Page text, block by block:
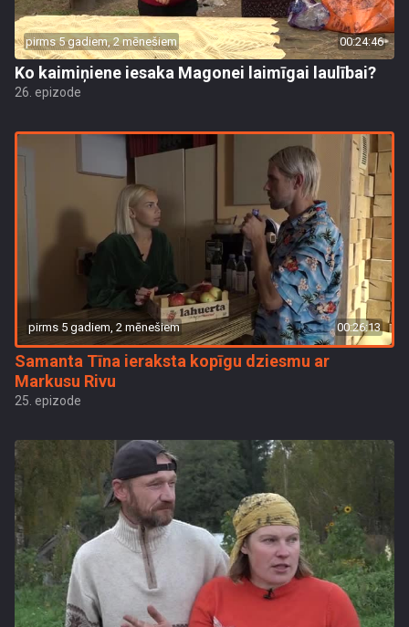
pirms 5 gadiem, 2 mēnešiem 00:24:46
Ko kaimiņiene iesaka Magonei laimīgai laulībai?
26. epizode
pirms 5 gadiem, 2 mēnešiem 00:26:13
Samanta Tīna ieraksta kopīgu dziesmu ar
Markusu Rivu
25. epizode